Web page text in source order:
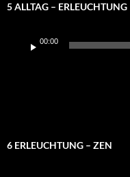
5 ALLTAG – ERLEUCHTUNG
Player
00:00
6 ERLEUCHTUNG – ZEN